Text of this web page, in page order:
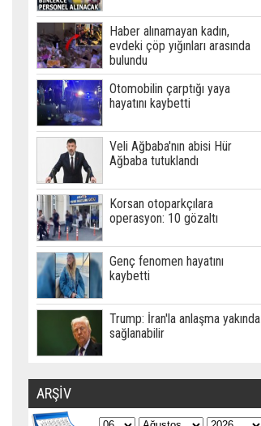
Haber alınamayan kadın,
evdeki çöp yığınları arasında
bulundu
Otomobilin çarptığı yaya
hayatını kaybetti
Veli Ağbaba'nın abisi Hür
Ağbaba tutuklandı
Korsan otoparkçılara
operasyon: 10 gözaltı
Genç fenomen hayatını
kaybetti
Trump: İran'la anlaşma yakında
sağlanabilir
ARŞİV